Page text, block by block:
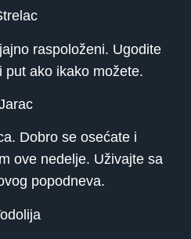
raspoloženi. Ugodite
put ako ikako možete.
Dobro se osećate i
ove nedelje. Uživajte sa
popodneva.